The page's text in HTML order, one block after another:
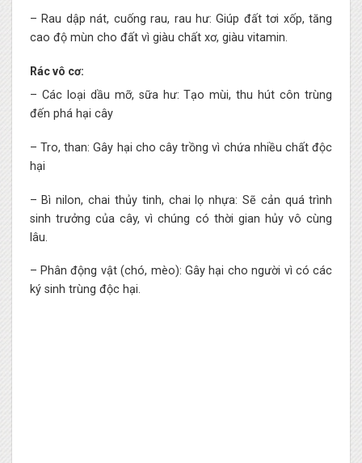
– Rau dập nát, cuống rau, rau hư: Giúp đất tơi xốp, tăng
cao độ mùn cho đất vì giàu chất xơ, giàu vitamin.
Rác vô cơ:
– Các loại dầu mỡ, sữa hư: Tạo mùi, thu hút côn trùng
đến phá hại cây
– Tro, than: Gây hại cho cây trồng vì chứa nhiều chất độc
hại
– Bì nilon, chai thủy tinh, chai lọ nhựa: Sẽ cản quá trình
sinh trưởng của cây, vì chúng có thời gian hủy vô cùng
lâu.
– Phân động vật (chó, mèo): Gây hại cho người vì có các
ký sinh trùng độc hại.